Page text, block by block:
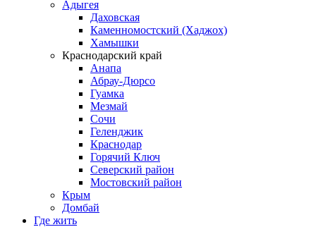
Адыгея
Даховская
Каменномостский (Хаджох)
Хамышки
Краснодарский край
Анапа
Абрау-Дюрсо
Гуамка
Мезмай
Сочи
Геленджик
Краснодар
Горячий Ключ
Северский район
Мостовский район
Крым
Домбай
Где жить